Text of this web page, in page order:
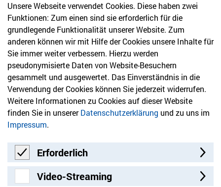
030 61 39 04 10
info@hvd-bb.de
Newsletter
Bleiben Sie mit unserem Newsletter auf dem aktuellsten
Stand mit Themen, die Sie interessieren.
Jetzt anmelden
Unsere Webseite verwendet Cookies. Diese haben zwei
Funktionen: Zum einen sind sie erforderlich für die
grundlegende Funktionalität unserer Website. Zum
anderen können wir mit Hilfe der Cookies unsere Inhalte für
Sie immer weiter verbessern. Hierzu werden
pseudonymisierte Daten von Website-Besuchern
gesammelt und ausgewertet. Das Einverständnis in die
Verwendung der Cookies können Sie jederzeit widerrufen.
Weitere Informationen zu Cookies auf dieser Website
finden Sie in unsererDatenschutzerklärung und zu uns im
Impressum.
Erforderlich
Erforderlich
Video-Streaming